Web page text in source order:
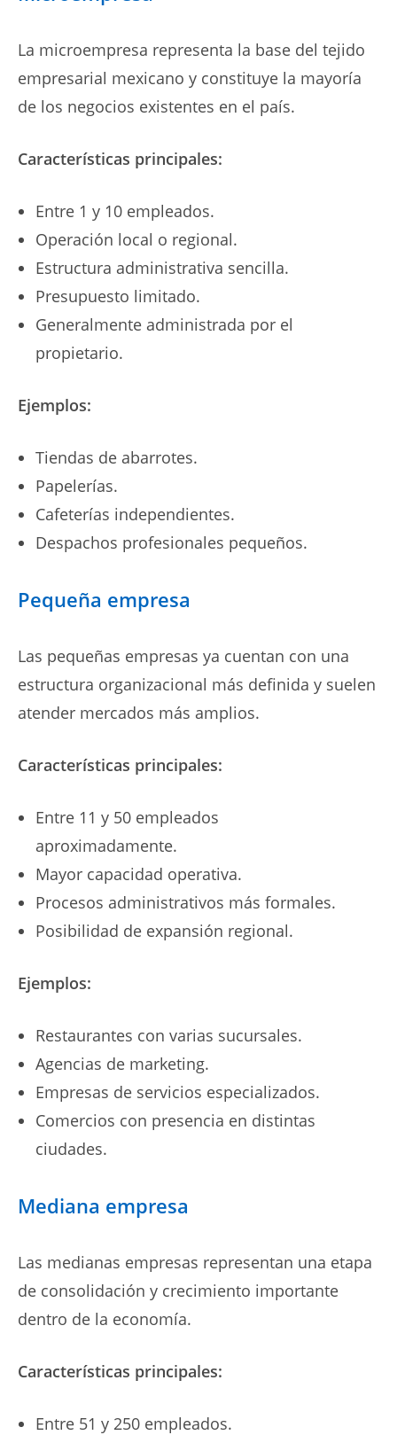
La microempresa representa la base del tejido
empresarial mexicano y constituye la mayoría
de los negocios existentes en el país.
Características principales:
Entre 1 y 10 empleados.
Operación local o regional.
Estructura administrativa sencilla.
Presupuesto limitado.
Generalmente administrada por el
propietario.
Ejemplos:
Tiendas de abarrotes.
Papelerías.
Cafeterías independientes.
Despachos profesionales pequeños.
Pequeña empresa
Las pequeñas empresas ya cuentan con una
estructura organizacional más definida y suelen
atender mercados más amplios.
Características principales:
Entre 11 y 50 empleados
aproximadamente.
Mayor capacidad operativa.
Procesos administrativos más formales.
Posibilidad de expansión regional.
Ejemplos:
Restaurantes con varias sucursales.
Agencias de marketing.
Empresas de servicios especializados.
Comercios con presencia en distintas
ciudades.
Mediana empresa
Las medianas empresas representan una etapa
de consolidación y crecimiento importante
dentro de la economía.
Características principales:
Entre 51 y 250 empleados.